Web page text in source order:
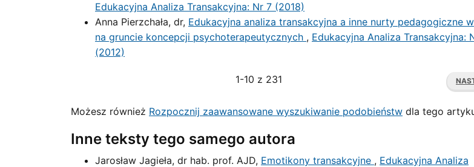
Edukacyjna Analiza Transakcyjna: Nr 7 (2018)
Anna Pierzchała, dr, Edukacyjna analiza transakcyjna a inne nurty pedagogiczne
na gruncie koncepcji psychoterapeutycznych , Edukacyjna Analiza Transakcyjna:
(2012)
1-10 z 231
Możesz również Rozpocznij zaawansowane wyszukiwanie podobieństw dla tego
Inne teksty tego samego autora
Jarosław Jagieła, dr hab. prof. AJD, Emotikony transakcyjne , Edukacyjna Analiza